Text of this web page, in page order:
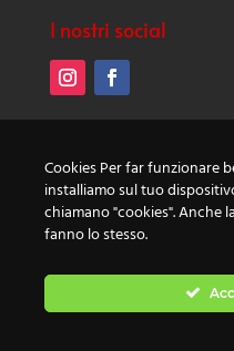
I nostri social
Cookie Policy
©2021 Johnny Papagni
Cookies Per far funzionare
installiamo sul tuo
chiamano "cookies". Anche
fanno lo stesso.